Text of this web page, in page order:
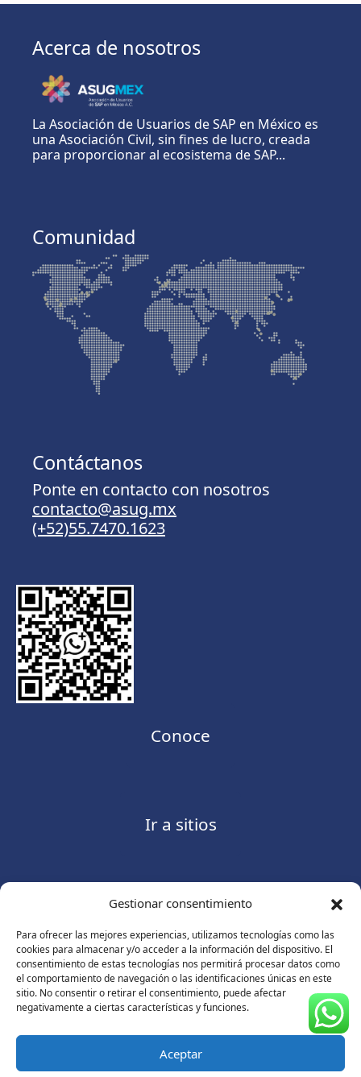
Gestionar consentimiento
Para ofrecer las mejores experiencias, utilizamos tecnologías como las
cookies para almacenar y/o acceder a la información del dispositivo. El
consentimiento de estas tecnologías nos permitirá procesar datos como
el comportamiento de navegación o las identificaciones únicas en este
sitio. No consentir o retirar el consentimiento, puede afectar
negativamente a ciertas características y funciones.
Aceptar
Acerca de nosotros
La Asociación de Usuarios de SAP en México es
una Asociación Civil, sin fines de lucro, creada
para proporcionar al ecosistema de SAP...
Comunidad
Contáctanos
Ponte en contacto con nosotros
contacto@asug.mx
(+52)55.7470.1623
Conoce
Ir a sitios
Contáctanos
Consulte nuestroAviso de privacidad
© Copyright 2026 ASUGMEX. Todos los derechos
reservados.